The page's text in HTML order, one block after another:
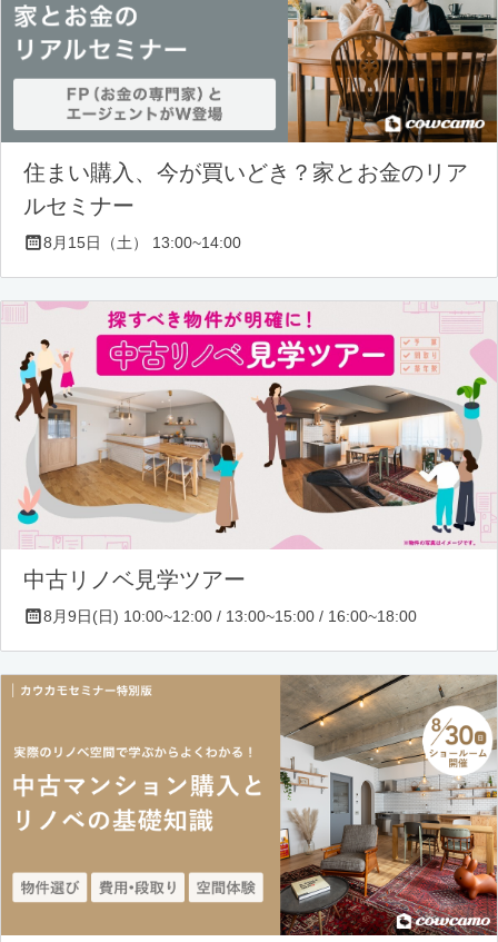
住まい購入、今が買いどき？家とお金のリア
ルセミナー
8月15日（土） 13:00~14:00
中古リノベ見学ツアー
8月9日(日) 10:00~12:00 / 13:00~15:00 / 16:00~18:00